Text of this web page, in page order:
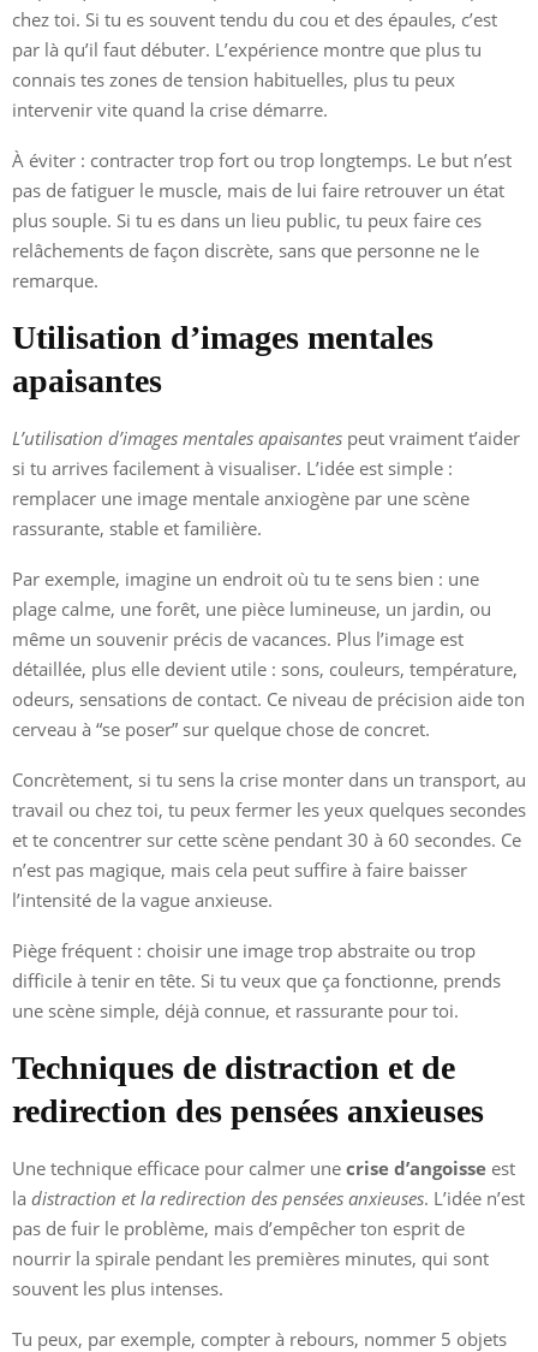
chez toi. Si tu es souvent tendu du cou et des épaules, c’est
par là qu’il faut débuter. L’expérience montre que plus tu
connais tes zones de tension habituelles, plus tu peux
intervenir vite quand la crise démarre.
À éviter : contracter trop fort ou trop longtemps. Le but n’est
pas de fatiguer le muscle, mais de lui faire retrouver un état
plus souple. Si tu es dans un lieu public, tu peux faire ces
relâchements de façon discrète, sans que personne ne le
remarque.
Utilisation d’images mentales
apaisantes
L’utilisation d’images mentales apaisantes peut vraiment t’aider
si tu arrives facilement à visualiser. L’idée est simple :
remplacer une image mentale anxiogène par une scène
rassurante, stable et familière.
Par exemple, imagine un endroit où tu te sens bien : une
plage calme, une forêt, une pièce lumineuse, un jardin, ou
même un souvenir précis de vacances. Plus l’image est
détaillée, plus elle devient utile : sons, couleurs, température,
odeurs, sensations de contact. Ce niveau de précision aide ton
cerveau à “se poser” sur quelque chose de concret.
Concrètement, si tu sens la crise monter dans un transport, au
travail ou chez toi, tu peux fermer les yeux quelques secondes
et te concentrer sur cette scène pendant 30 à 60 secondes. Ce
n’est pas magique, mais cela peut suffire à faire baisser
l’intensité de la vague anxieuse.
Piège fréquent : choisir une image trop abstraite ou trop
difficile à tenir en tête. Si tu veux que ça fonctionne, prends
une scène simple, déjà connue, et rassurante pour toi.
Techniques de distraction et de
redirection des pensées anxieuses
Une technique efficace pour calmer une crise d’angoisse est
la distraction et la redirection des pensées anxieuses. L’idée n’est
pas de fuir le problème, mais d’empêcher ton esprit de
nourrir la spirale pendant les premières minutes, qui sont
souvent les plus intenses.
Tu peux, par exemple, compter à rebours, nommer 5 objets